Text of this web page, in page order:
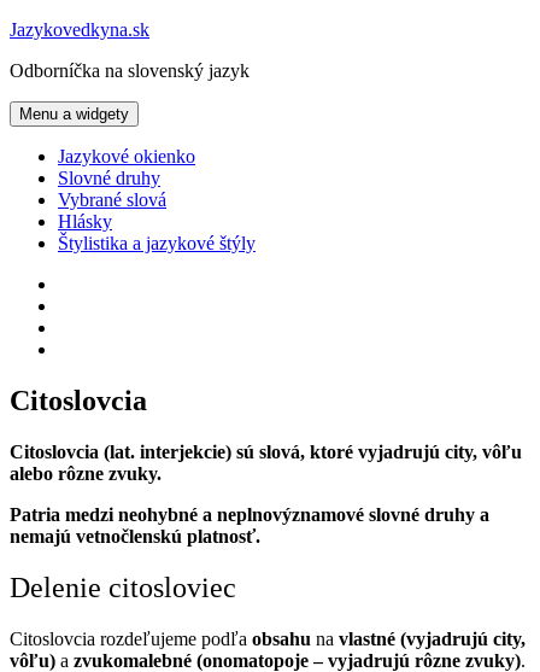
Preskočiť
obsah
Jazykovedkyna.sk
Odborníčka na slovenský jazyk
Menu a widgety
Jazykové okienko
Slovné druhy
Vybrané slová
Hlásky
Štylistika a jazykové štýly
Citoslovcia
Citoslovcia (lat. interjekcie) sú slová, ktoré vyjadrujú city, vôľu
alebo rôzne zvuky.
Patria medzi neohybné a neplnovýznamové slovné druhy a
nemajú vetnočlenskú platnosť.
Delenie citosloviec
Citoslovcia rozdeľujeme podľa obsahu na vlastné (vyjadrujú city,
vôľu) a zvukomalebné (onomatopoje – vyjadrujú rôzne zvuky).